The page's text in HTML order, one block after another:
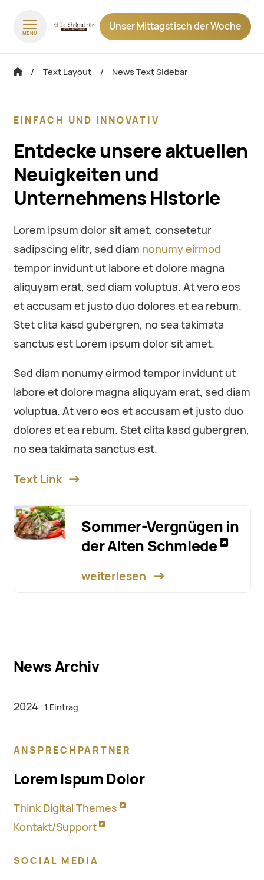
MENÜ
Unser Mittagstisch der Woche
zum Inhalt springen
Text Layout News Text Sidebar
EINFACH UND INNOVATIV
Entdecke unsere aktuellen
Neuigkeiten und
Unternehmens Historie
Lorem ipsum dolor sit amet, consetetur
sadipscing elitr, sed diam nonumy eirmod
tempor invidunt ut labore et dolore magna
aliquyam erat, sed diam voluptua. At vero eos
et accusam et justo duo dolores et ea rebum.
Stet clita kasd gubergren, no sea takimata
sanctus est Lorem ipsum dolor sit amet.
Sed diam nonumy eirmod tempor invidunt ut
labore et dolore magna aliquyam erat, sed diam
voluptua. At vero eos et accusam et justo duo
dolores et ea rebum. Stet clita kasd gubergren,
no sea takimata sanctus est.
Text Link
Sommer-Vergnügen in
der Alten Schmiede
weiterlesen
News Archiv
2024 1 Eintrag
ANSPRECHPARTNER
Lorem Ispum Dolor
Think Digital Themes
Kontakt/Support
SOCIAL MEDIA